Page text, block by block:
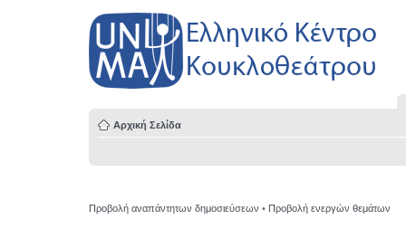
Αρχική Σελίδα
Προβολή αναπάντητων δημοσιεύσεων • Προβολή ενεργών θεμάτων